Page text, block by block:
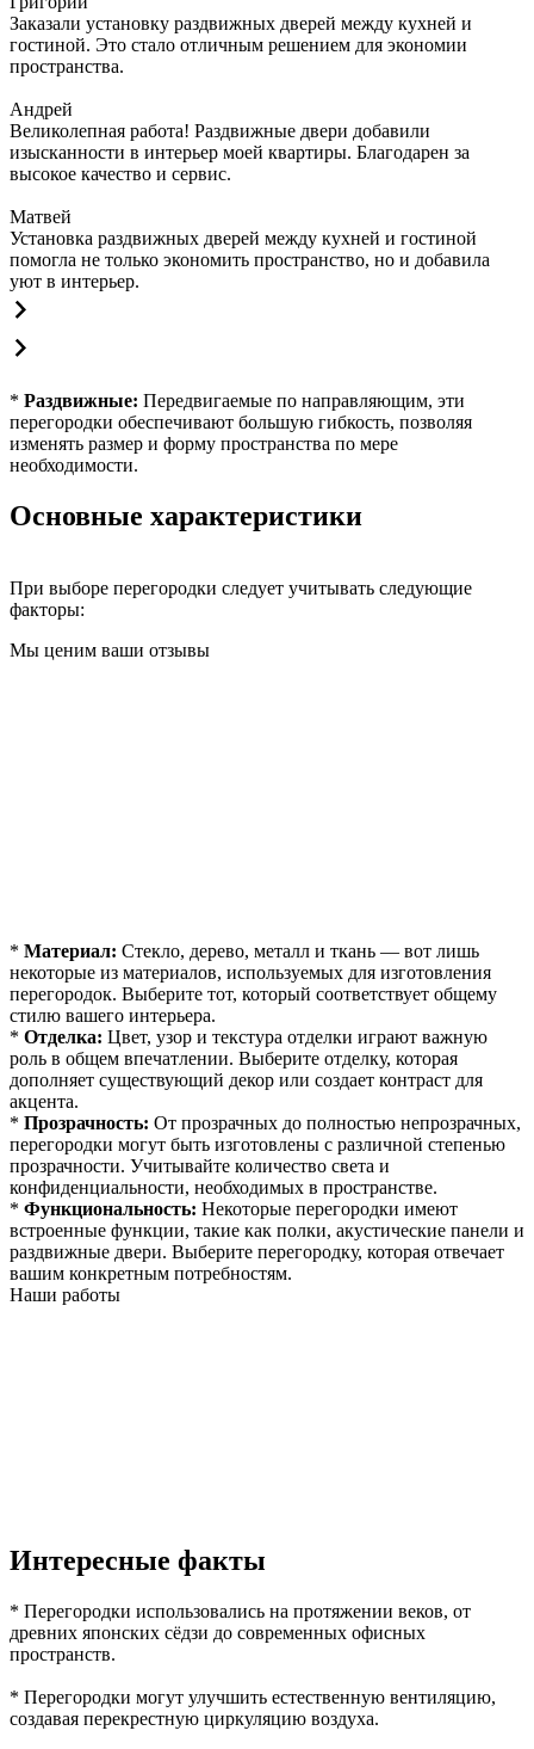
Заказали установку раздвижных дверей между кухней и
гостиной. Это стало отличным решением для экономии
пространства.
Андрей
Великолепная работа! Раздвижные двери добавили
изысканности в интерьер моей квартиры. Благодарен за
высокое качество и сервис.
Матвей
Установка раздвижных дверей между кухней и гостиной
помогла не только экономить пространство, но и добавила
уют в интерьер.
* Раздвижные: Передвигаемые по направляющим, эти
перегородки обеспечивают большую гибкость, позволяя
изменять размер и форму пространства по мере
необходимости.
Основные характеристики
При выборе перегородки следует учитывать следующие
факторы:
Мы ценим ваши отзывы
* Материал: Стекло, дерево, металл и ткань — вот лишь
некоторые из материалов, используемых для изготовления
перегородок. Выберите тот, который соответствует общему
стилю вашего интерьера.
* Отделка: Цвет, узор и текстура отделки играют важную
роль в общем впечатлении. Выберите отделку, которая
дополняет существующий декор или создает контраст для
акцента.
* Прозрачность: От прозрачных до полностью непрозрачных,
перегородки могут быть изготовлены с различной степенью
прозрачности. Учитывайте количество света и
конфиденциальности, необходимых в пространстве.
* Функциональность: Некоторые перегородки имеют
встроенные функции, такие как полки, акустические панели и
раздвижные двери. Выберите перегородку, которая отвечает
вашим конкретным потребностям.
Наши работы
Интересные факты
* Перегородки использовались на протяжении веков, от
древних японских сёдзи до современных офисных
пространств.
* Перегородки могут улучшить естественную вентиляцию,
создавая перекрестную циркуляцию воздуха.